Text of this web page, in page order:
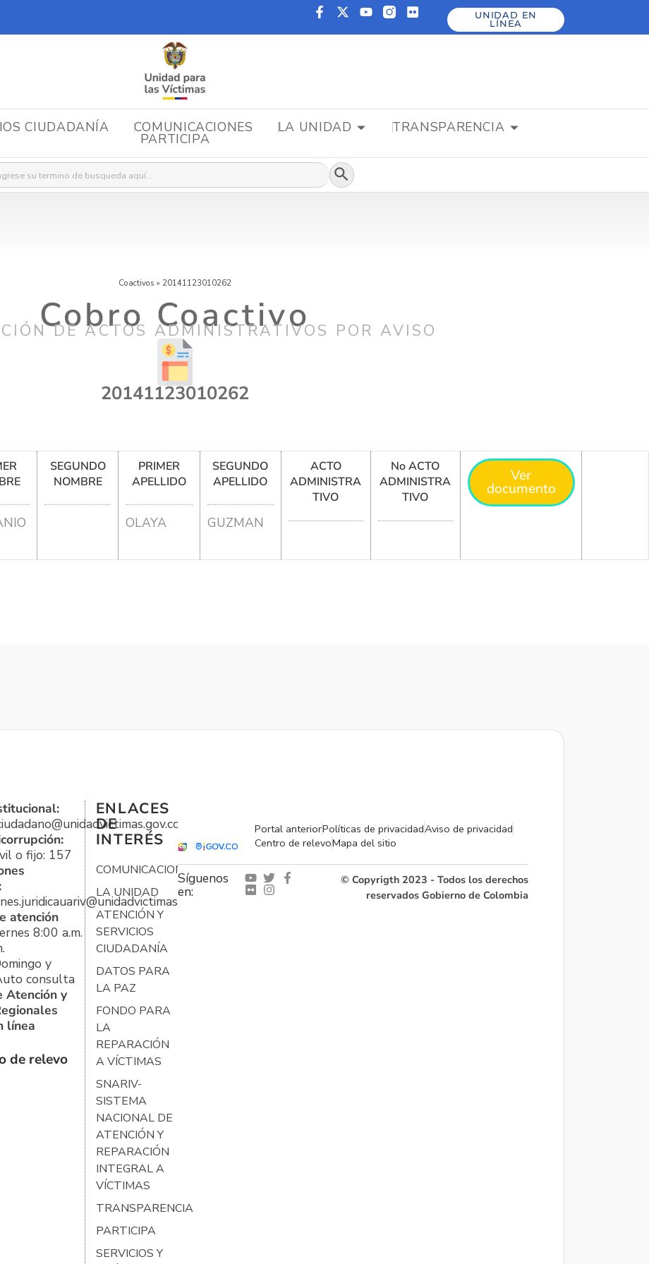
UNIDAD EN
LÍNEA
CIUDADANÍA COMUNICACIONES LA UNIDAD TRANSPARENCIA
PARTICIPA
Botón de búsqueda
Coactivos » 20141123010262
Cobro Coactivo
DE ACTOS ADMINISTRATIVOS POR AVISO
20141123010262
SEGUNDO
NOMBRE
PRIMER
APELLIDO
OLAYA
SEGUNDO
APELLIDO
GUZMAN
ACTO
ADMINISTRA
TIVO
No ACTO
ADMINISTRA
TIVO
Ver
documento
o fijo: 157
atención
8:00 a.m.
y
consulta
Atención y
línea
de relevo
ENLACES
DE
INTERÉS
COMUNICACIONES
LA UNIDAD
ATENCIÓN Y
SERVICIOS
CIUDADANÍA
DATOS PARA
LA PAZ
FONDO PARA
LA
REPARACIÓN
A VÍCTIMAS
SNARIV-
SISTEMA
NACIONAL DE
ATENCIÓN Y
REPARACIÓN
INTEGRAL A
VÍCTIMAS
TRANSPARENCIA
PARTICIPA
SERVICIOS Y
Portal anteriorPolíticas de privacidadAviso de privacidad
Centro de relevoMapa del sitio
Síguenos
en:
© Copyrigth 2023 - Todos los derechos
reservados Gobierno de Colombia